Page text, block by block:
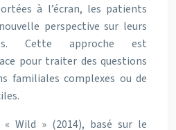
à l’écran, les patients
perspective sur leurs
Cette approche est
pour traiter des questions
familiales complexes ou de
Wild » (2014), basé sur le